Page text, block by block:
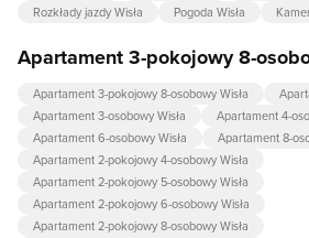
Rozkłady jazdy Wisła
Pogoda Wisła
Apartament 3-pokojowy 8-
Apartament 3-pokojowy 8-osobowy Wisła
Apartament 3-osobowy Wisła
Apartament 4-
Apartament 6-osobowy Wisła
Apartament 8-
Apartament 2-pokojowy 4-osobowy Wisła
Apartament 2-pokojowy 5-osobowy Wisła
Apartament 2-pokojowy 6-osobowy Wisła
Apartament 2-pokojowy 8-osobowy Wisła